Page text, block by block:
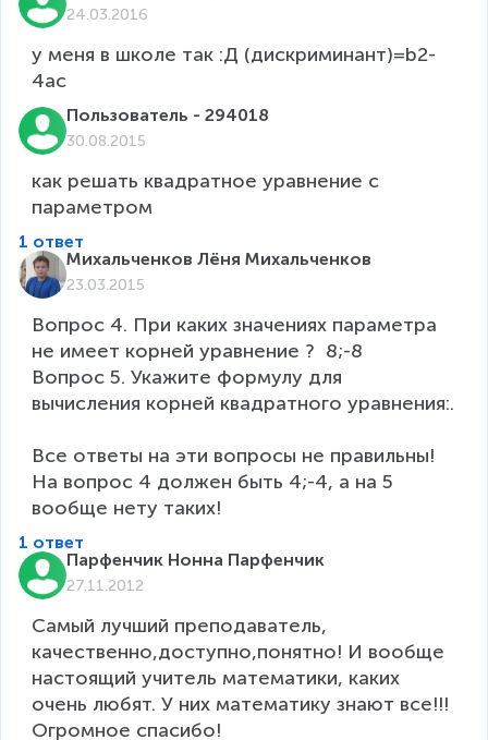
24.03.2016
у меня в школе так :Д (дискриминант)=b2-
4ac
Пользователь - 294018
30.08.2015
как решать квадратное уравнение с
1 ответ
Михальченков Лёня Михальченков
23.03.2015
Вопрос 4. При каких значениях параметра
не имеет корней уравнение ?  8;-8
Вопрос 5. Укажите формулу для
вычисления корней квадратного уравнения:.
Все ответы на эти вопросы не правильны!
На вопрос 4 должен быть 4;-4, а на 5
вообще нету таких!
1 ответ
Парфенчик Нонна Парфенчик
27.11.2012
Самый лучший преподаватель,
качественно,доступно,понятно! И вообще
настоящий учитель математики, каких
очень любят. У них математику знают все!!!
Огромное спасибо!